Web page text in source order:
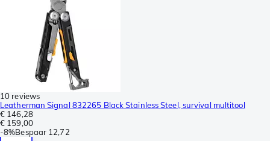
10 reviews
Leatherman Signal 832265 Black Stainless Steel, survival multitool
€ 146,28
€ 159,00
-8%Bespaar 12,72